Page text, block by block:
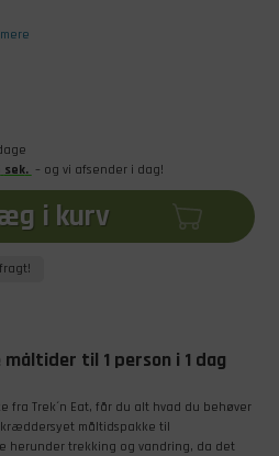
sek. – og vi afsender i dag!
i kurv
til 1 person i 1 dag
fra Trek´n Eat, får du alt hvad du behøver
måltidspakke til
trekking og vandring, da det